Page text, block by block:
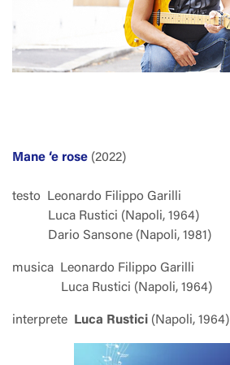
Mane ‘e rose (2022)
testo Leonardo Filippo Garilli
Luca Rustici (Napoli, 1964)
Dario Sansone (Napoli, 1981)
musica Leonardo Filippo Garilli
Luca Rustici (Napoli, 1964)
interprete Luca Rustici (Napoli, 1964)